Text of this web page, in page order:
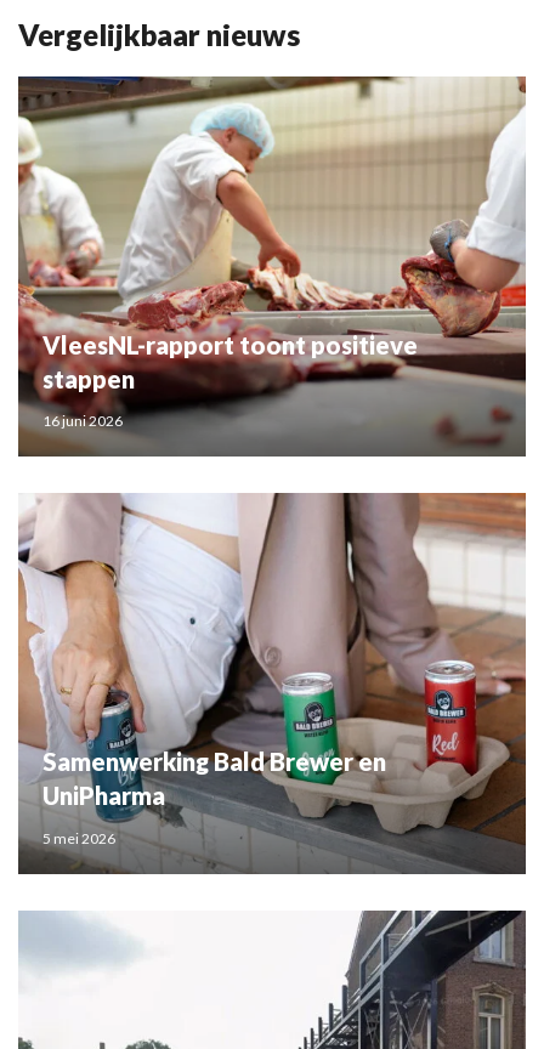
Vergelijkbaar nieuws
VleesNL-rapport toont positieve
stappen
16 juni 2026
Samenwerking Bald Brewer en
UniPharma
5 mei 2026